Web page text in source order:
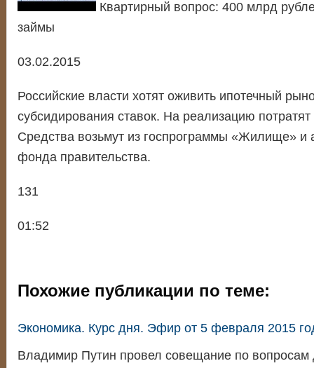
Квартирный вопрос: 400 млрд
займы
03.02.2015
Российские власти хотят оживить ипотечный
субсидирования ставок. На реализацию
Средства возьмут из госпрограммы «Жилище» и
фонда правительства.
131
01:52
Похожие публикации по теме:
Экономика. Курс дня. Эфир от 5 февраля 2015
Владимир Путин провел совещание по вопросам